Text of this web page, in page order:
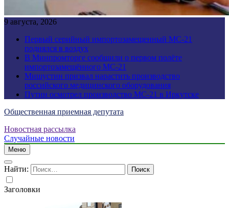
9 августа, 2026
Первый серийный импортозамещенный МС-21
поднялся в воздух
В Минпромторге сообщили о первом полёте
импортозамещённого МС-21
Мишустин призвал нарастить производство
российского медицинского оборудования
Путин осмотрел производство МС-21 в Иркутске
Общественная приемная депутата
Новостная рассылка
Случайные новости
Меню
Найти:
Заголовки